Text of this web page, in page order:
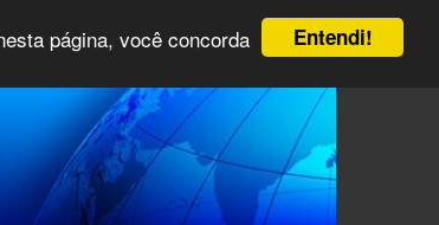
Entendi!
página, você concorda